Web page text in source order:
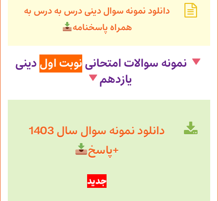
دانلود نمونه سوال دینی درس به درس به
همراه پاسخنامه
نمونه سوالات امتحانینوبت اولدینی
یازدهم
دانلود نمونه سوال سال 1403
+پاسخ
جدید